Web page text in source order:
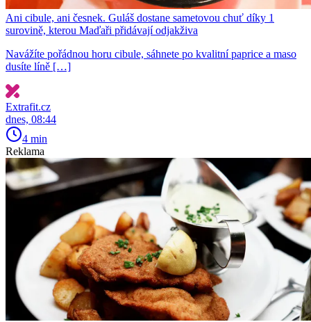
Ani cibule, ani česnek. Guláš dostane sametovou chuť díky 1
surovině, kterou Maďaři přidávají odjakživa
Navážíte pořádnou horu cibule, sáhnete po kvalitní paprice a maso
dusíte líně […]
Extrafit.cz
dnes, 08:44
4 min
Reklama